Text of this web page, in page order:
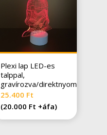
Plexi lap LED-es
talppal,
gravírozva/direktnyomva
25.400 Ft
(20.000 Ft +áfa)